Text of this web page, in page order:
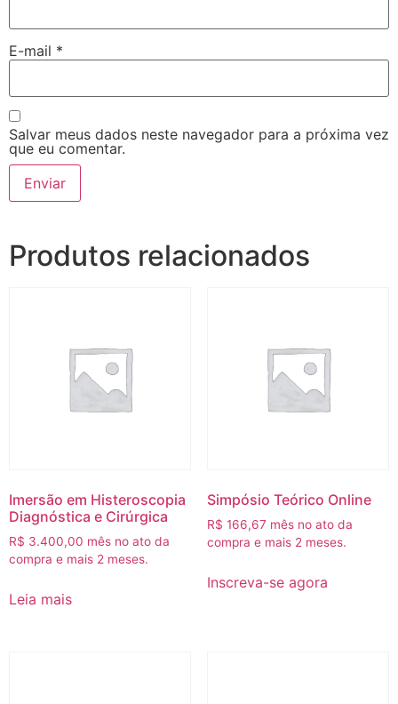
E-mail *
Salvar meus dados neste navegador para a próxima vez
que eu comentar.
Produtos relacionados
Imersão em Histeroscopia
Diagnóstica e Cirúrgica
R$ 3.400,00 mês no ato da
compra e mais 2 meses.
Leia mais
Simpósio Teórico Online
R$ 166,67 mês no ato da
compra e mais 2 meses.
Inscreva-se agora